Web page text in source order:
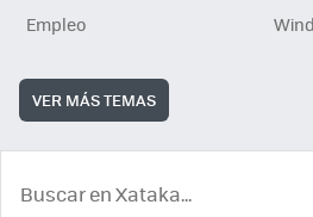
Empleo
VER MÁS TEMAS